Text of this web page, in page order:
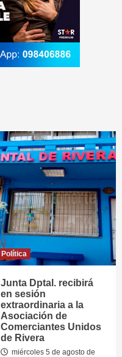
Política
Junta Dptal. recibirá
en sesión
extraordinaria a la
Asociación de
Comerciantes Unidos
de Rivera
miércoles 5 de agosto de